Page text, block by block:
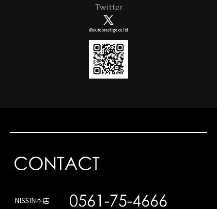
Twitter
@autoprestige.co.ltd
NISSIN本店